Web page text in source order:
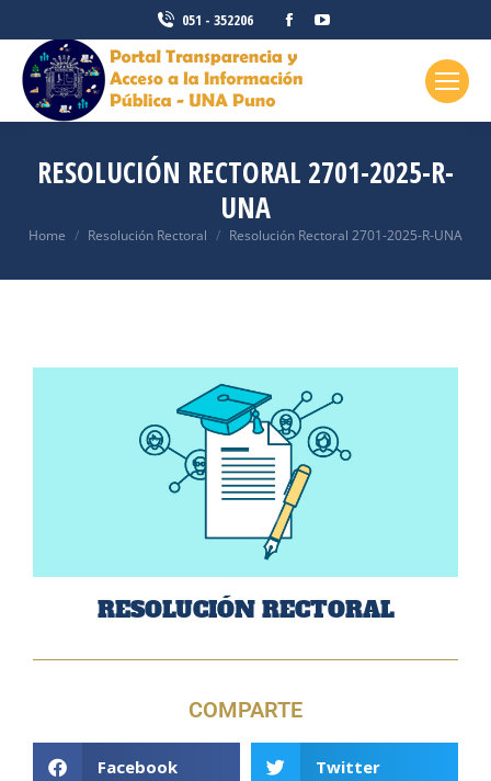
051 - 352206
RESOLUCIÓN RECTORAL 2701-2025-R-
UNA
You are here:
Home Resolución Rectoral Resolución Rectoral 2701-2025-R-UNA
RESOLUCIÓN RECTORAL
COMPARTE
Facebook Twitter